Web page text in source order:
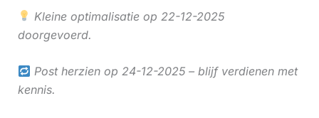
Kleine optimalisatie op 22-12-2025
doorgevoerd.
Post herzien op 24-12-2025 – blijf verdienen met
kennis.